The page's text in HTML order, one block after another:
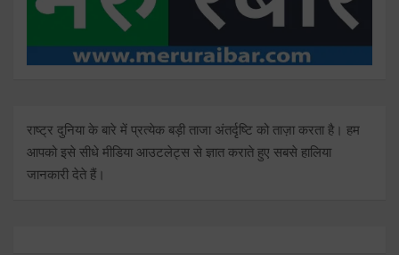
राष्ट्र दुनिया के बारे में प्रत्येक बड़ी ताजा अंतर्दृष्टि को ताज़ा करता है। हम
आपको इसे सीधे मीडिया आउटलेट्स से ज्ञात कराते हुए सबसे हालिया
जानकारी देते हैं।